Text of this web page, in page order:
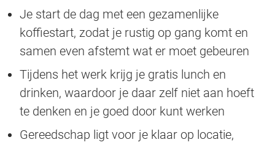
Je start de dag met een gezamenlijke
koffiestart, zodat je rustig op gang komt en
samen even afstemt wat er moet gebeuren
Tijdens het werk krijg je gratis lunch en
drinken, waardoor je daar zelf niet aan hoeft
te denken en je goed door kunt werken
Gereedschap ligt voor je klaar op locatie,